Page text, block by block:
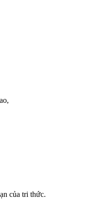
của tri thức.